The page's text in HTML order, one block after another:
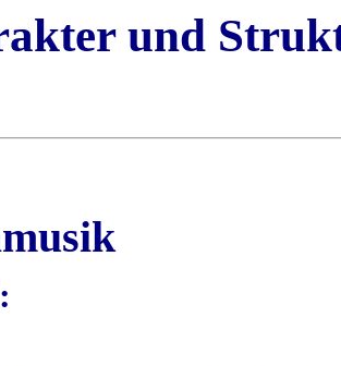
und